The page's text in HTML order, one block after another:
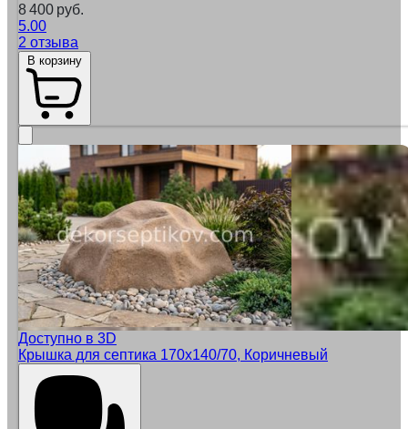
8 400 руб.
5.00
2 отзыва
Доступно в 3D
Крышка для септика 170х140/70, Коричневый